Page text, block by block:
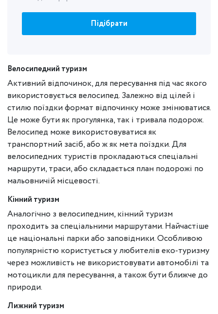
Підібрати
Велосипедний туризм
Активний відпочинок, для пересування під час якого
використовується велосипед. Залежно від цілей і
стилю поїздки формат відпочинку може змінюватися.
Це може бути як прогулянка, так і тривала подорож.
Велосипед може використовуватися як
транспортний засіб, або ж як мета поїздки. Для
велосипедних туристів прокладаються спеціальні
маршрути, траси, або складається план подорожі по
мальовничій місцевості.
Кінний туризм
Аналогічно з велосипедним, кінний туризм
проходить за спеціальними маршрутами. Найчастіше
це національні парки або заповідники. Особливою
популярністю користується у любителів еко-туризму
через можливість не використовувати автомобілі та
мотоцикли для пересування, а також бути ближче до
природи.
Лижний туризм